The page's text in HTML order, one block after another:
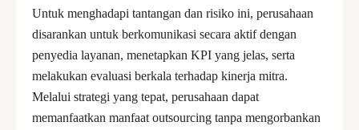
Untuk menghadapi tantangan dan risiko ini, perusahaan
disarankan untuk berkomunikasi secara aktif dengan
penyedia layanan, menetapkan KPI yang jelas, serta
melakukan evaluasi berkala terhadap kinerja mitra.
Melalui strategi yang tepat, perusahaan dapat
memanfaatkan manfaat outsourcing tanpa mengorbankan